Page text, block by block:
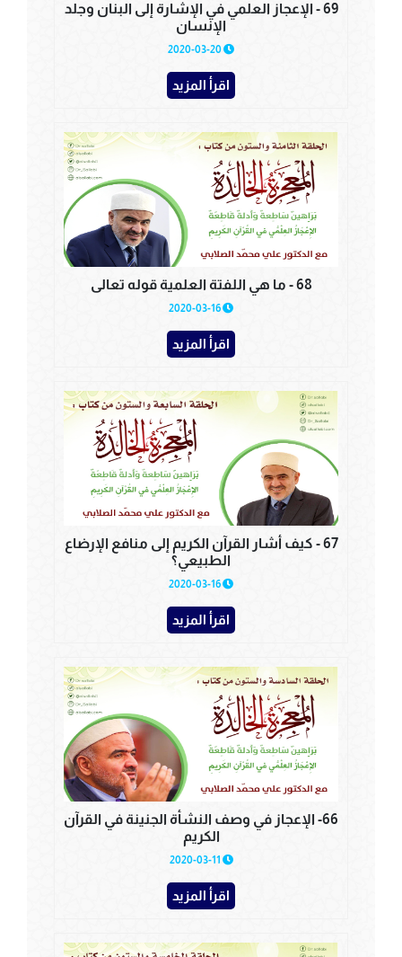
69 - الإعجاز العلمي في الإشارة إلى البنان وجلد
الإنسان
اقرأ المزيد
68 - ما هي اللفتة العلمية قوله تعالى
اقرأ المزيد
67 - كيف أشار القرآن الكريم إلى منافع الإرضاع
الطبيعي؟
اقرأ المزيد
66- الإعجاز في وصف النشأة الجنينة في القرآن
الكريم
اقرأ المزيد